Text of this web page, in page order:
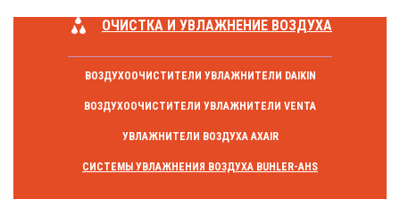
ОЧИСТКА И УВЛАЖНЕНИЕ ВОЗДУХА
ВОЗДУХООЧИСТИТЕЛИ УВЛАЖНИТЕЛИ DAIKIN
ВОЗДУХООЧИСТИТЕЛИ УВЛАЖНИТЕЛИ VENTA
УВЛАЖНИТЕЛИ ВОЗДУХА AXAIR
СИСТЕМЫ УВЛАЖНЕНИЯ ВОЗДУХА BUHLER-AHS